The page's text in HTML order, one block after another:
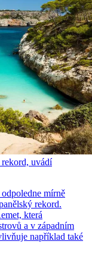
uvádí
mírně
rekord.
která
a v západním
například také